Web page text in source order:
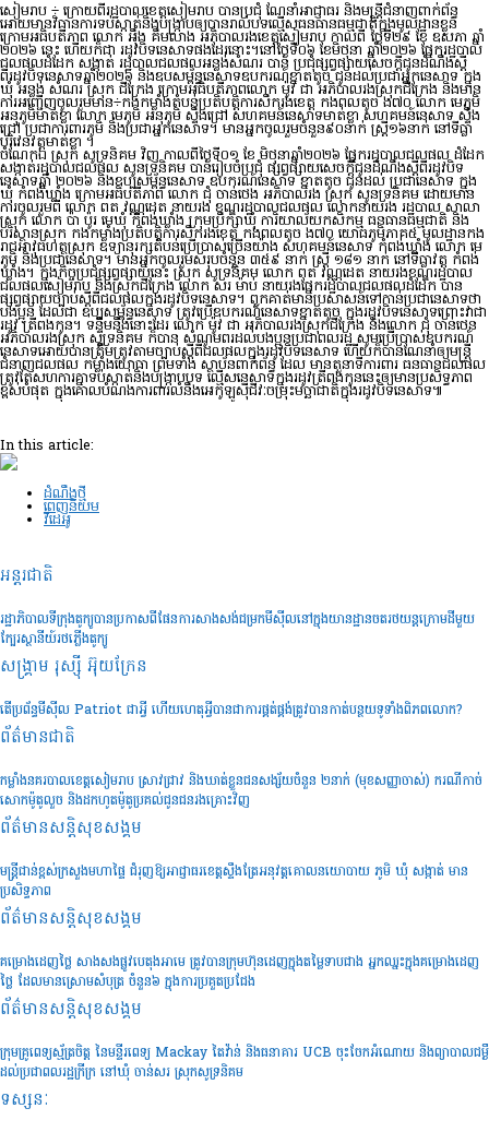
សៀមរាប ÷ ក្រោយពីរដ្ឋបាលខេត្តសៀមរាប បានប្រជុំ ណែនាំអាជ្ញាធរ និងមន្ត្រីជំនាញពាក់ព័ន្ធ
អោយមានវិធានការទប់ស្កាត់និងបង្ក្រាបឲ្យបានរាល់បទល្មើសធនធានធម្មជាតិក្នុងមូលដ្ឋានខ្លួន
ក្រោមអធិបតីភាព លោក អុឹង គឹមលាង អភិបាលរងខេត្តសៀមរាប កាលពី ថ្ងៃទី២៩ ខែ ឧសភា ឆ្នាំ
២០២៦ នេះ ហើយក៏ជា រដូវបិទនេសាទផងដែរនោះ។នៅថ្ងៃទី០៦ ខែមិថុនា ឆ្នាំ២០២៦ ផ្នែករដ្ឋបាល
ជលផលដំដែក សង្កាត់ រដ្ឋបាលជលផលអន្លង់សំណរ បាន ប្រជុំផ្សព្វផ្សាយសេចក្តីជូនដំណឹងស្តី
ពីរដូវបិទនេសាទឆ្នាំ២០២៦ និងឧបសម្ព័ន្ធនេសាទឧបករណ៍ខ្នាតតូច ជូនដល់ប្រជាអ្នកនេសាទ ក្នុង
ឃុំ អន្លង់ សំណរ ស្រុក ជីក្រែង ក្រោមអធិបតីភាពលោក ម៉ូវ ជា អភិបាលរងស្រុកជីក្រែង និងមាន
ការអញ្ជើញចូលរួមមាន÷កងកម្លាំងតំបន់ប្រតិបត្តិការសឹករងខេត្ត កងពលតូច ង៧០ លោក មេភូមិ
អនុភូមិមាត់ខ្លា លោក មេភូមិ អនុភូមិ ស្ទឹងជ្រៅ សហគមន៍នេសាទមាត់ខ្លា សហគមន៍នេសាទ ស្ទឹង
ជ្រៅ ប្រជាការពារភូមិ និងប្រជាអ្នកនេសាទ។ មានអ្នកចូលរួមចំនួន៩០នាក់ ស្រ្តី១៦នាក់ នៅទីធ្លា
បរិវេនវត្តមាត់ខ្លា ។
ចំណែកឯ ស្រុក សូទ្រនិគម វិញ កាលពីថ្ងៃទី០១ ខែ មិថុនាឆ្នាំ២០២៦ ផ្នែករដ្ឋបាលជលផល ដំដែក
សង្កាត់រដ្ឋបាលជលផល សូនទ្រនិគម បានរៀបចំប្រជុំ ផ្សព្វផ្សាយសេចក្តីជូនដំណឹងស្តីពីរដូវបិទ
នេសាទឆ្នាំ ២០២៦ និងឧប្បសម្ព័ន្ធនេសាទ ឧបករណ៍នេសាទ ខ្នាតតូច ជូនដល់ ប្រជានេសាទ ក្នុង
ឃុំ កំពង់ឃ្លាំង ក្រោមអធិបតីភាព លោក ជុំ ចាន់ថេង អភិបាលរង ស្រុក សូនទ្រនិគម ដោយមាន
ការចូលរួមពី លោក ពត វណ្ណដេត នាយរង ខណ្ឌរដ្ឋបាលជលផល លោកនាយរង រដ្ឋបាល សាលា
ស្រុក លោក ប៉ា ប៉ូរ មេឃុំ កំពង់ឃ្លាំង ក្រុមប្រឹក្សាឃុំ ការិយាល័យកសិកម្ម ធនធានធម្មជាតិ និង
បរិស្ថានស្រុក កងកម្លាំងប្រតិបត្តិការសឹករងខេត្ត កងពលតូច ង៧០ យោធភូមិភាគ៥ មូលដ្ឋានកង
រាជអាវុធហត្ថស្រុក ឧទ្យានុរក្សតំបន់ប្រើប្រាស់ច្រើនយ៉ាង សហគមន៍នេសាទ កំពង់ឃ្លាំង លោក មេ
ភូមិ និងប្រជានេសាទ។ មានអ្នកចូលរួមសរុបចំនួន ៣៥៩ នាក់ ស្រ្តី ១៨១ នាក់ នៅទីធ្លាវត្ត កំពង់
ឃ្លាំង។ ក្នុងកិច្ចប្រជុំផ្សព្វផ្សាយនេះ ស្រុក សូទ្រនិគម លោក ពត វណ្ណដេត នាយរងខណ្ឌរដ្ឋបាល
ជលផលសៀមរាប និងស្រុកជីក្រែង លោក សរ ម៉ាប់ នាយរងផ្នែករដ្ឋបាលជលផលដំដែក បាន
ផ្សព្វផ្សាយច្បាប់ស្តីពីជលផលក្នុងរដូវបិទនេសាទ។ ពួកគាត់មានប្រសាសន៍ទៅកាន់ប្រជានេសាទថា
បងប្អូន ដែលជា ឧប្បសម្ព័ន្ធនេសាទ ត្រូវប្រើឧបករណ៍នេសាទខ្នាតតូច ក្នុងរដូវបិទនេសាទព្រោះវាជា
រដូវ ត្រីពងកូន។ ទន្ទឹមនឹងនោះដែរ លោក ម៉ូវ ជា អភិបាលរងស្រុកជីក្រែង និងលោក ជុំ ចាន់ថេន
អភិបាលរងស្រុក សូទ្រនិគម ក៏បាន សំណូមពរដល់បងប្អូនប្រជាពលរដ្ឋ សូមប្រើប្រាស់ឧបករណ៍
នេសាទអោយបានត្រឹមត្រូវតាមច្បាប់ស្តីពីជលផលក្នុងរដូវបិទនេសាទ ហើយក៏បានណែនាំឲ្យមន្ត្រី
ជំនាញជលផល កម្លាំងយោធា ព្រមទាំង ស្ថាប័នពាក់ព័ន្ធ ដែល មានតួនាទីការពារ ធនធានជលផល
ត្រូវតែសហការគ្នាទប់ស្កាត់និងបង្ក្រាបបទ ល្មើសនេសាទក្នុងរដូវត្រីពងកូននេះឲ្យមានប្រសិទ្ធភាព
ខ្ពស់បំផុត ក្នុងគោលបំណងការពារលំនឹងអេកូឡូស៊ីជីវៈចម្រុះមច្ឆាជាតិក្នុងរដូវបិទនេសាទ៕
In this article:
ដំណឹងថ្មី
ពេញនិយម
វីដេអូ
អន្តរជាតិ
រដ្ឋាភិបាលទីក្រុងតូក្យូបានប្រកាសពីផែនការសាងសង់ជម្រកមីស៊ីលនៅក្នុងយានដ្ឋានចតរថយន្តក្រោមដីមួយ
ក្បែរស្ថានីយ៍រថភ្លើងតូក្យូ
សង្គ្រាម រុស្ស៊ី អ៊ុយក្រែន
តើប្រព័ន្ធមីស៊ីល Patriot ជាអ្វី ហើយហេតុអ្វីបានជាការផ្គត់ផ្គង់ត្រូវបានកាត់បន្ថយទូទាំងពិភពលោក?
ព័ត៌មានជាតិ
កម្លាំងនគរបាលខេត្តសៀមរាប ស្រាវជ្រាវ និងឃាត់ខ្លួនជនសង្ស័យចំនួន ២នាក់ (មុខសញ្ញាចាស់) ករណីកាច់
សោកម៉ូតូលួច និងដកហូតម៉ូតូប្រគល់ជូនជនរងគ្រោះវិញ
ព័ត៌មានសន្តិសុខ​សង្គម
មន្រ្តីជាន់ខ្ពស់ក្រសួងមហាផ្ទៃ ជំរុញឱ្យអាជ្ញាធរខេត្តស្ទឹងត្រែអនុវត្តគោលនយោបាយ ភូមិ ឃុំ សង្កាត់ មាន
ប្រសិទ្ធភាព
ព័ត៌មានសន្តិសុខ​សង្គម
គម្រោងដេញថ្លៃ សាងសងផ្លូវបេតុងអាមេ ត្រូវបានក្រុមហ៊ុនដេញក្នុងតម្លៃទាបជាង អ្នកឈ្នះក្នុងគម្រោងដេញ
ថ្លៃ ដែលមានស្រោមសំបុត្រ ចំនួន៦ ក្នុងការប្រគួតប្រជែង
ព័ត៌មានសន្តិសុខ​សង្គម
ក្រុមគ្រូពេទ្យស្ម័ត្រចិត្ត នៃមន្ទីរពេទ្យ Mackay តៃវ៉ាន់ និងធនាគារ UCB ចុះចែកអំណោយ និងព្យាបាលជម្ងឺ
ដល់ប្រជាពលរដ្ឋក្រីក្រ នៅឃុំ ចាន់សរ ស្រុកសូទ្រនិគម
ទស្សនៈ